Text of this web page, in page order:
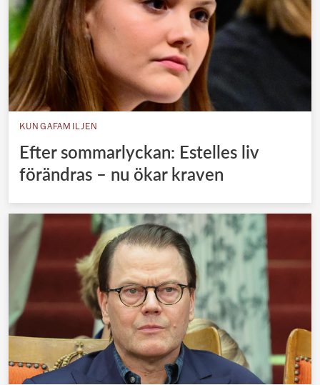
KUNGAFAMILJEN
Efter sommarlyckan: Estelles liv
förändras – nu ökar kraven